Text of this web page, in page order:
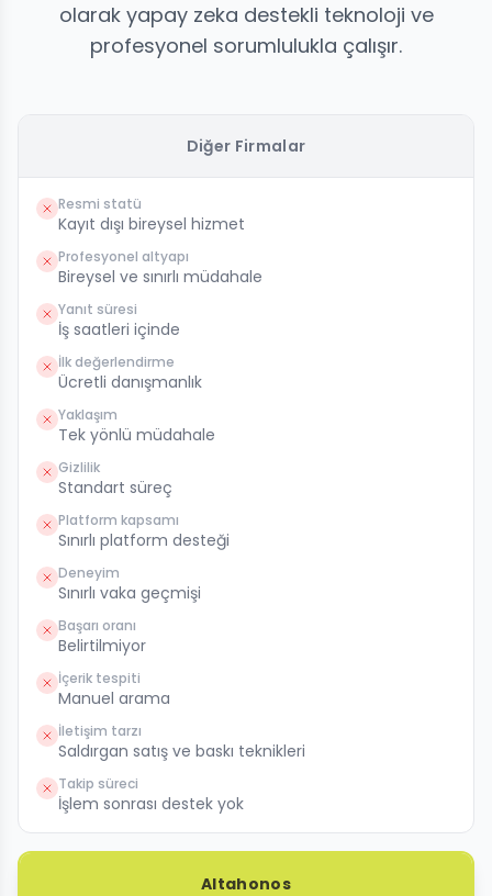
olarak yapay zeka destekli teknoloji ve
profesyonel sorumlulukla çalışır.
Diğer Firmalar
Resmi statü
Kayıt dışı bireysel hizmet
Profesyonel altyapı
Bireysel ve sınırlı müdahale
Yanıt süresi
İş saatleri içinde
İlk değerlendirme
Ücretli danışmanlık
Yaklaşım
Tek yönlü müdahale
Gizlilik
Standart süreç
Platform kapsamı
Sınırlı platform desteği
Deneyim
Sınırlı vaka geçmişi
Başarı oranı
Belirtilmiyor
İçerik tespiti
Manuel arama
İletişim tarzı
Saldırgan satış ve baskı teknikleri
Takip süreci
İşlem sonrası destek yok
Altahonos